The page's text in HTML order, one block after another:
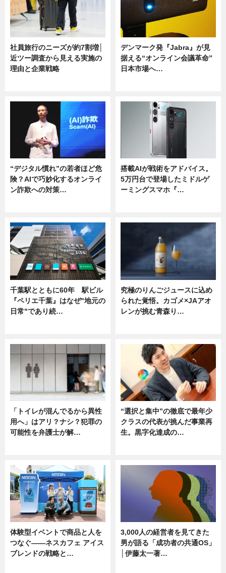
社員旅行のニーズが約7割増│
近ツー調査から見える実施の
理由と企業戦略
デンマーク発『Jabra』が見
据える“オンライン会議革命”
日本市場へ…
“デジタル慣れ”の若者ほど危
険？AIで巧妙化するオンライ
ン詐欺への対策…
搭載AIが戦術をアドバイス。
5万円台で登場したミドルゲ
ーミングスマホ『…
千葉駅とともに60年 駅ビル
『ペリエ千葉』はなぜ"地元の
日常"であり続…
究極のりんごジュースに込め
られた覚悟。カゴメ×JAアオ
レンが挑む青森り…
「トイレが混んでるから異性
用へ」はアリ？ナシ？犯罪の
可能性を弁護士が解…
“選択と集中”の徹底で最年少
クラスの代表が挑んだ事業再
生。黒字化達成の…
体験型イベントで商品と人を
つなぐ――ネスカフェ アイス
ブレンドの戦略と…
3,000人の経営者を見てきた
男が語る「成功者の共通OS」
│伊藤太一著…